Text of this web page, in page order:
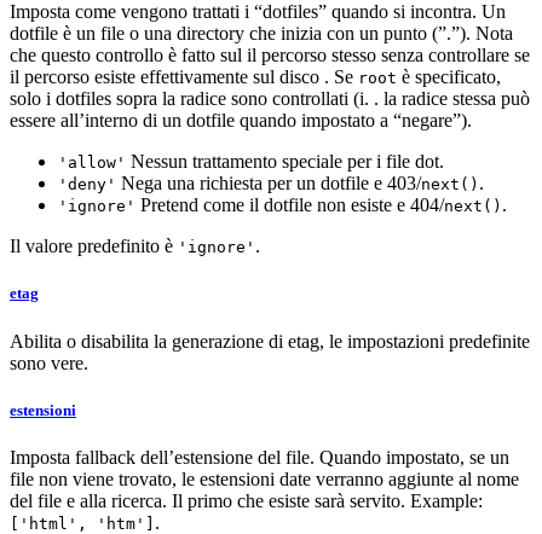
Imposta come vengono trattati i “dotfiles” quando si incontra. Un
dotfile è un file o una directory che inizia con un punto (”.”). Nota
che questo controllo è fatto sul il percorso stesso senza controllare se
il percorso esiste effettivamente sul disco . Se root è specificato,
solo i dotfiles sopra la radice sono controllati (i. . la radice stessa può
essere all’interno di un dotfile quando impostato a “negare”).
'allow' Nessun trattamento speciale per i file dot.
'deny' Nega una richiesta per un dotfile e 403/next() .
'ignore' Pretend come il dotfile non esiste e 404/next() .
Il valore predefinito è 'ignore' .
etag
Abilita o disabilita la generazione di etag, le impostazioni predefinite
sono vere.
estensioni
Imposta fallback dell’estensione del file. Quando impostato, se un
file non viene trovato, le estensioni date verranno aggiunte al nome
del file e alla ricerca. Il primo che esiste sarà servito. Example:
['html', 'htm'] .